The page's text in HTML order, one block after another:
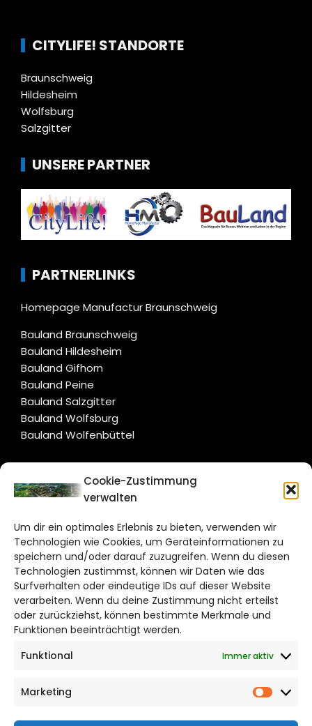
Cookie-Zustimmung
verwalten
Um dir ein optimales Erlebnis zu bieten, verwenden wir
Technologien wie Cookies, um Geräteinformationen zu
speichern und/oder darauf zuzugreifen. Wenn du diesen
Technologien zustimmst, können wir Daten wie das
Surfverhalten oder eindeutige IDs auf dieser Website
verarbeiten. Wenn du deine Zustimmung nicht erteilst
oder zurückziehst, können bestimmte Merkmale und
Funktionen beeinträchtigt werden.
Funktional
Immer aktiv
Marketing
CITYLIFE! STANDORTE
Braunschweig
Hildesheim
Wolfsburg
Salzgitter
UNSERE PARTNER
PARTNERLINKS
Homepage Manufactur Braunschweig
Bauland Braunschweig
Bauland Hildesheim
Bauland Gifhorn
Bauland Peine
Bauland Salzgitter
Bauland Wolfsburg
Bauland Wolfenbüttel
CITYLIFE!
Bruchtorwall 12
38100 Braunschweig
Telefon: 0531 387220 – 65
DAS STADTMAGAZIN FÜR
SALZGITTER
Impressum
Cookie Richtlinie